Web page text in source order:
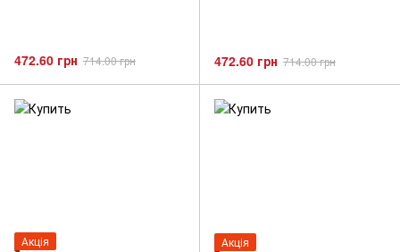
472.60 грн 714.00 грн 472.60 грн 714.00 грн
Акція
Акція